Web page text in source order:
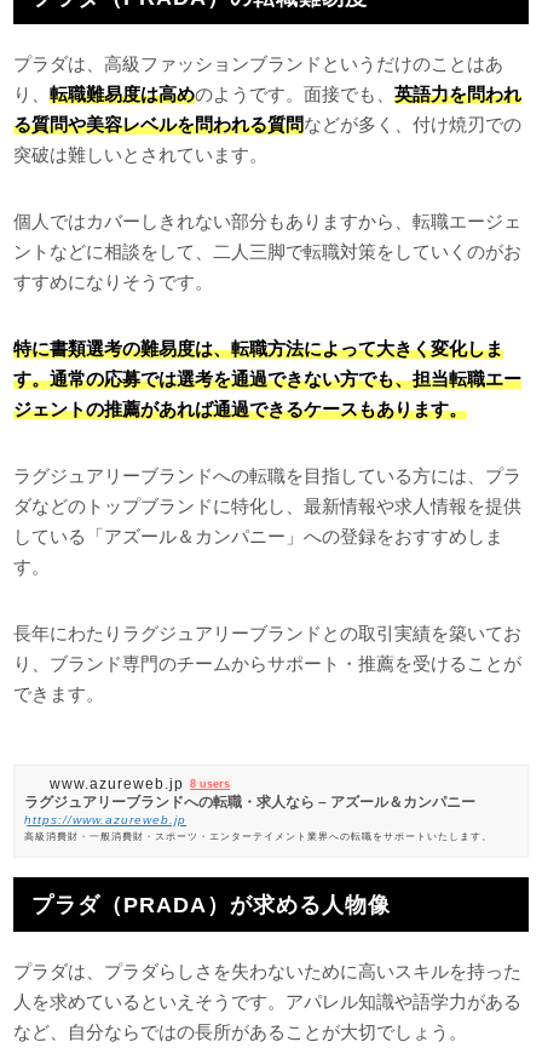
プラダは、高級ファッションブランドというだけのことはあ
り、転職難易度は高めのようです。面接でも、英語力を問われ
る質問や美容レベルを問われる質問などが多く、付け焼刃での
突破は難しいとされています。
個人ではカバーしきれない部分もありますから、転職エージェ
ントなどに相談をして、二人三脚で転職対策をしていくのがお
すすめになりそうです。
特に書類選考の難易度は、転職方法によって大きく変化しま
す。通常の応募では選考を通過できない方でも、担当転職エー
ジェントの推薦があれば通過できるケースもあります。
ラグジュアリーブランドへの転職を目指している方には、プラ
ダなどのトップブランドに特化し、最新情報や求人情報を提供
している「アズール＆カンパニー」への登録をおすすめしま
す。
長年にわたりラグジュアリーブランドとの取引実績を築いてお
り、ブランド専門のチームからサポート・推薦を受けることが
できます。
www.azureweb.jp 8 users
ラグジュアリーブランドへの転職・求人なら – アズール＆カンパニー
https://www.azureweb.jp
高級消費財・一般消費財・スポーツ・エンターテイメント業界への転職をサポートいたします。
プラダ（PRADA）が求める人物像
プラダは、プラダらしさを失わないために高いスキルを持った
人を求めているといえそうです。アパレル知識や語学力がある
など、自分ならではの長所があることが大切でしょう。